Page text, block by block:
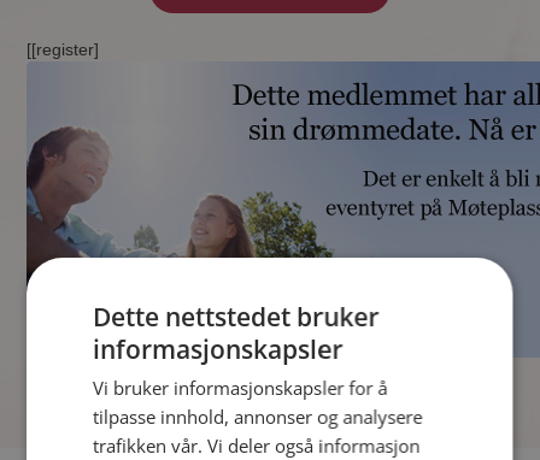
[[register]
Dette nettstedet bruker
informasjonskapsler
Vi bruker informasjonskapsler for å
tilpasse innhold, annonser og analysere
trafikken vår. Vi deler også informasjon